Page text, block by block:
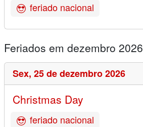
feriado nacional
Feriados em dezembro 2026
Sex, 25 de dezembro 2026
Christmas Day
feriado nacional